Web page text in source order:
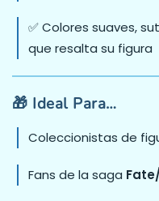
✅ Colores suaves,
que resalta su figura
🎁 Ideal Para…
Coleccionistas de
Fans de la saga